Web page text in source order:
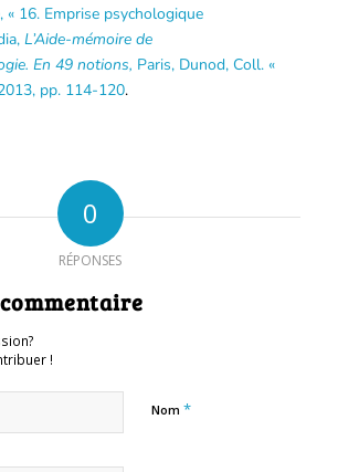
« 16. Emprise psychologique
L’Aide-mémoire de
En 49 notions, Paris, Dunod, Coll. «
pp. 114-120.
0
RÉPONSES
!
Nom *